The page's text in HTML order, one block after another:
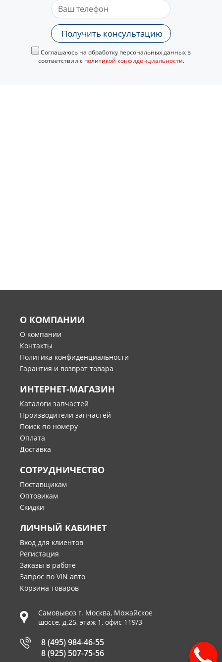
Получить консультацию
Соглашаюсь на обработку персональных данных в
соответствии с политикой конфиденциальности.
О КОМПАНИИ
О компании
Контакты
Политика конфиденциальности
Гарантия и возврат товара
ИНТЕРНЕТ-МАГАЗИН
Каталоги запчастей
Производители запчастей
Поиск по номеру
Оплата
Доставка
СОТРУДНИЧЕСТВО
Поставщикам
Оптовикам
Скидки
ЛИЧНЫЙ КАБИНЕТ
Вход для клиентов
Регистация
Заказы в работе
Запрос по VIN авто
Корзина товаров
Самовывоз г. Москва, Можайское
шоссе, д.25, этаж 1, офис 119/3
8 (495) 984-46-55
8 (925) 507-75-56